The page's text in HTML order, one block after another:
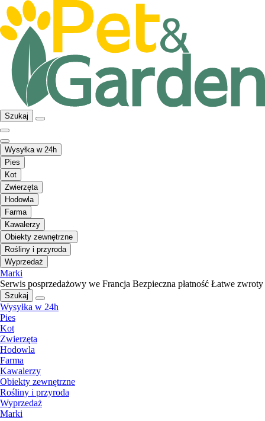
Szukaj
Wysyłka w 24h
Pies
Kot
Zwierzęta
Hodowla
Farma
Kawalerzy
Obiekty zewnętrzne
Rośliny i przyroda
Wyprzedaż
Marki
Serwis posprzedażowy we Francja Bezpieczna płatność Łatwe zwroty
Szukaj
Wysyłka w 24h
Pies
Kot
Zwierzęta
Hodowla
Farma
Kawalerzy
Obiekty zewnętrzne
Rośliny i przyroda
Wyprzedaż
Marki